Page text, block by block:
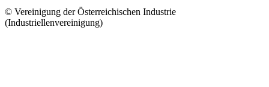
© Vereinigung der Österreichischen Industrie
(Industriellenvereinigung)